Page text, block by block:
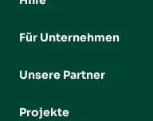
Für Unternehmen
Unsere Partner
Projekte